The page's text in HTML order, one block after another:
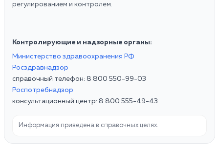
регулированием и контролем.
Контролирующие и надзорные органы:
Министерство здравоохранения РФ
Росздравнадзор
справочный телефон: 8 800 550-99-03
Роспотребнадзор
консультационный центр: 8 800 555-49-43
Информация приведена в справочных целях.